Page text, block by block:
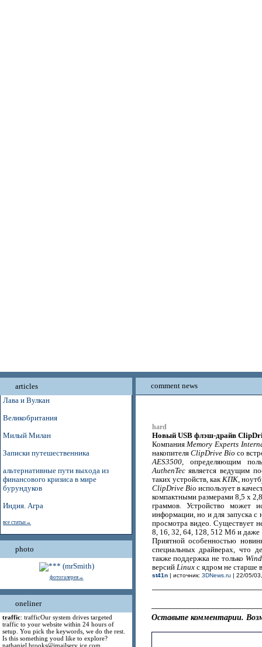
articles
Лава и Вулкан
Великобритания
Милый Милан
Записки путешественника
альтернативные пути выхода из
финансового кризиса в мире
бурундуков
Индия. Агра
все статьи→
photo
фотогалерея→
oneliner
traffic: trafficOur system drives targeted
traffic to your website within 24 hours of
setup. You pick the keywords, we do the rest.
Is this something youd like to explore?
nathaniel.brooks@jmailserv ice.com
comment news
hard
Новый USB флэш-драйв
КомпанияMemory Experts
накопителя ClipDrive Bio со
AES3500, определяющим
AuthenTecявляется ведущим
таких устройств, какКПК,
ClipDrive Bio использует в
компактными размерами 8,5 x
граммов. Устройство может
информации, но и для запуска с
просмотра видео. Существует
8, 16, 32, 64, 128, 512 Мб и даже
Приятной особенностью
специальных драйверах, что
также поддержка не только
версий Linuxс ядром не старше
st41n| источник: 3DNews.ru | 22/05/
Оставьте комментарии.